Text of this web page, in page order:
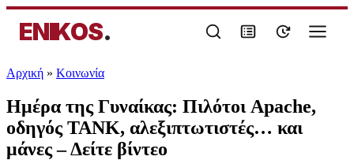
ENIKOS.
Αρχική » Κοινωνία
Ημέρα της Γυναίκας: Πιλότοι Apache,
οδηγός ΤΑΝΚ, αλεξιπτωτιστές… και
μάνες – Δείτε βίντεο